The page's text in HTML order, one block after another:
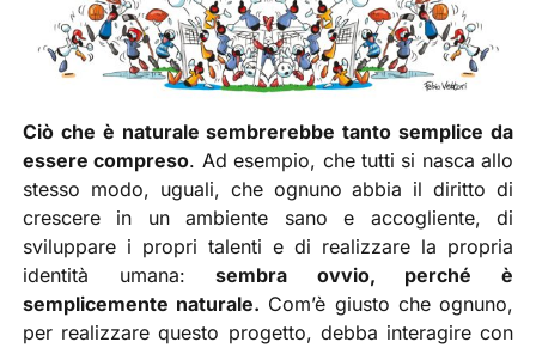
Ciò che è naturale sembrerebbe tanto semplice da
essere compreso. Ad esempio, che tutti si nasca allo
stesso modo, uguali, che ognuno abbia il diritto di
crescere in un ambiente sano e accogliente, di
sviluppare i propri talenti e di realizzare la propria
identità umana:sembra ovvio, perché è
semplicemente naturale. Com’è giusto che ognuno,
per realizzare questo progetto, debba interagire con